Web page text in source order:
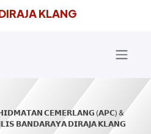
KLANG
𝗖𝗘𝗠𝗘𝗥𝗟𝗔𝗡𝗚 (𝗔𝗣𝗖) &
𝗕𝗔𝗡𝗗𝗔𝗥𝗔𝗬𝗔 𝗗𝗜𝗥𝗔𝗝𝗔 𝗞𝗟𝗔𝗡𝗚